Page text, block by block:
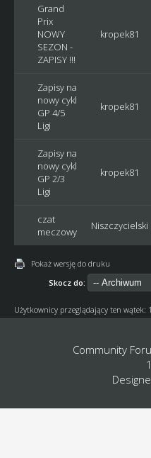
Grand
Prix
NOWY
SEZON -
ZAPISY !!!
kropek81
Zapisy na
nowy cykl
GP 4/5
Ligi
kropek81
Zapisy na
nowy cykl
GP 2/3
Ligi
kropek81
czat
meczowy
Niszczycielski
Pokaż wersję do druku
Skocz do:
Użytkownicy przeglądający ten wątek:
Community